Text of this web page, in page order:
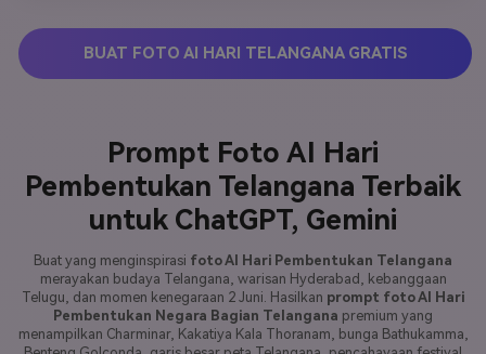
BUAT FOTO AI HARI TELANGANA GRATIS
Prompt Foto AI Hari
Pembentukan Telangana Terbaik
untuk ChatGPT, Gemini
Buat yang menginspirasi foto AI Hari Pembentukan Telangana
merayakan budaya Telangana, warisan Hyderabad, kebanggaan
Telugu, dan momen kenegaraan 2 Juni. Hasilkan prompt foto AI Hari
Pembentukan Negara Bagian Telangana premium yang
menampilkan Charminar, Kakatiya Kala Thoranam, bunga Bathukamma,